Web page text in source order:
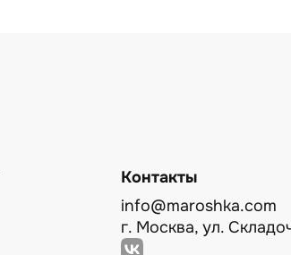
Контакты
info@maroshka.com
г. Москва, ул.